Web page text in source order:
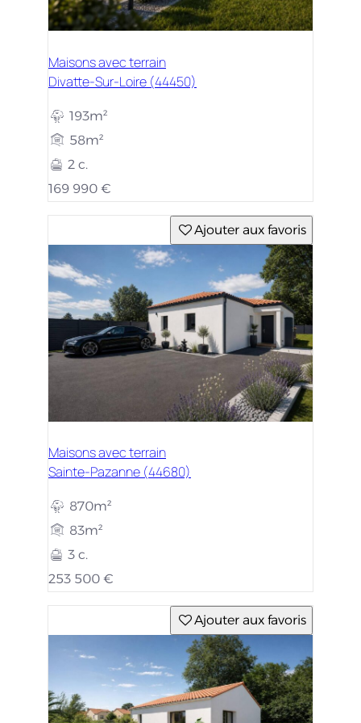
Maisons avec terrain
Divatte-Sur-Loire (44450)
193m²
58m²
2 c.
169 990 €
Ajouter aux favoris
Maisons avec terrain
Sainte-Pazanne (44680)
870m²
83m²
3 c.
253 500 €
Ajouter aux favoris